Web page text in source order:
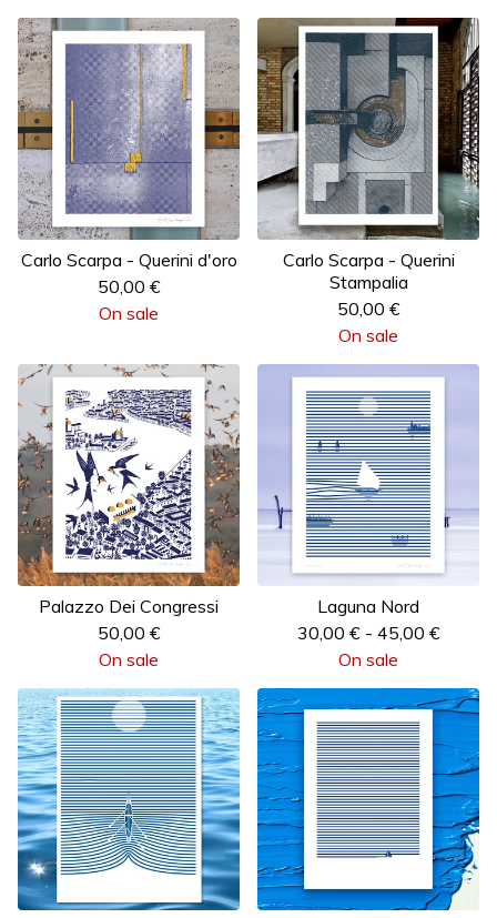
Carlo Scarpa - Querini d'oro
50,00 €
On sale
Carlo Scarpa - Querini
Stampalia
50,00 €
On sale
Palazzo Dei Congressi
50,00 €
On sale
Laguna Nord
30,00 €- 45,00 €
On sale